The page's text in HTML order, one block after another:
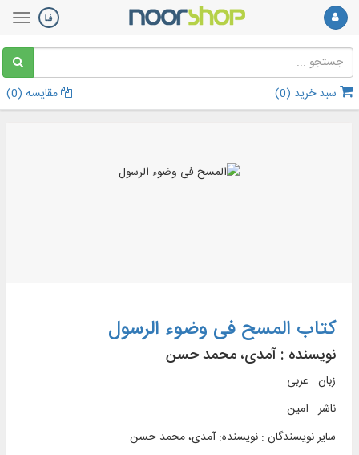
سبد خرید (0
) مقایسه (0
)
کتاب المسح فی وضوء الرسول
نویسنده : آمدی، محمد حسن
زبان : عربی
ناشر : امين
سایر نویسندگان : نویسنده: آمدی، محمد حسن